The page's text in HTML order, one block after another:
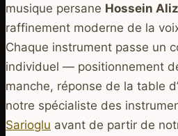
musique persane Hossein
raffinement moderne de la
Chaque instrument passe un
individuel — positionnement
manche, réponse de la table
notre spécialiste des
Sarioglu avant de partir de